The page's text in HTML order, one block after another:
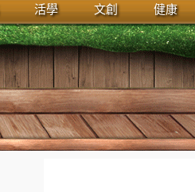
活學 文創 健康